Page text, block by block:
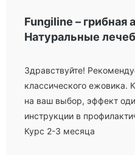
Fungiline – грибная
Натуральные
Здравствуйте!
классического ежовика.
на ваш выбор, эффект
инструкции в
Курс 2-3 месяца